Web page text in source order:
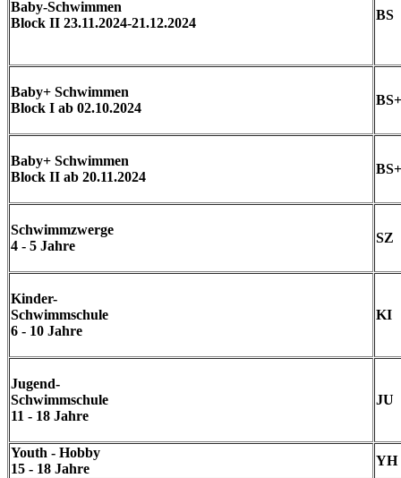
Baby-Schwimmen
Block II 23.11.2024-21.12.2024
BS
Baby+ Schwimmen
Block I ab 02.10.2024
BS+
Baby+ Schwimmen
Block II ab 20.11.2024
BS+
Schwimmzwerge
4 - 5 Jahre
SZ
Kinder-
Schwimmschule
6 - 10 Jahre
KI
Jugend-
Schwimmschule
11 - 18 Jahre
JU
Youth - Hobby
15 - 18 Jahre
YH